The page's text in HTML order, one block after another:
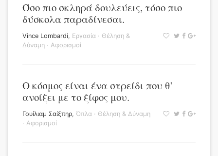
Όσο πιο σκληρά δουλεύεις, τόσο πιο
δύσκολα παραδίνεσαι.
Vince Lombardi, Εργασία · Θέληση &
Δύναμη · Αφορισμοί
Ο κόσμος είναι ένα στρείδι που θ’
ανοίξει με το ξίφος μου.
Γουίλιαμ Σαίξπηρ, Όπλα · Θέληση & Δύναμη
· Αφορισμοί